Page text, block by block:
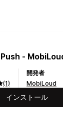
‑
(1)
開発者
MobiLoud
インストール